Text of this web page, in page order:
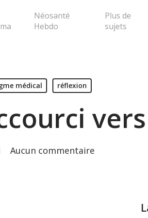
la popup
Néosanté
Hebdo
Plus de
sujets
médical réflexion
Aucun commentaire